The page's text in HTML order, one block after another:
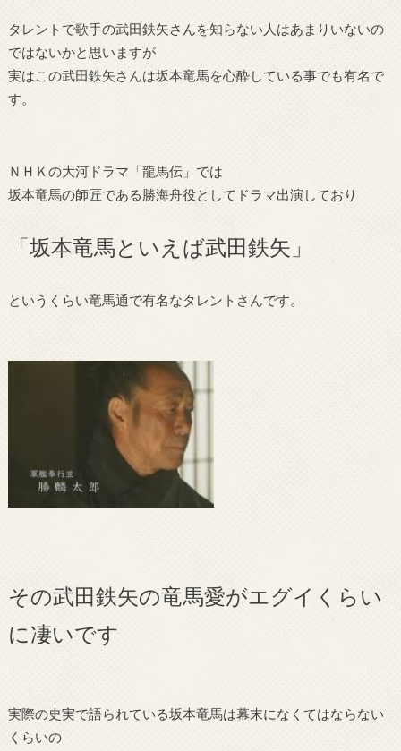
タレントで歌手の武田鉄矢さんを知らない人はあまりいないの
ではないかと思いますが
実はこの武田鉄矢さんは坂本竜馬を心酔している事でも有名で
す。
ＮＨＫの大河ドラマ「龍馬伝」では
坂本竜馬の師匠である勝海舟役としてドラマ出演しており
「坂本竜馬といえば武田鉄矢」
というくらい竜馬通で有名なタレントさんです。
その武田鉄矢の竜馬愛がエグイくらい
に凄いです
実際の史実で語られている坂本竜馬は幕末になくてはならない
くらいの